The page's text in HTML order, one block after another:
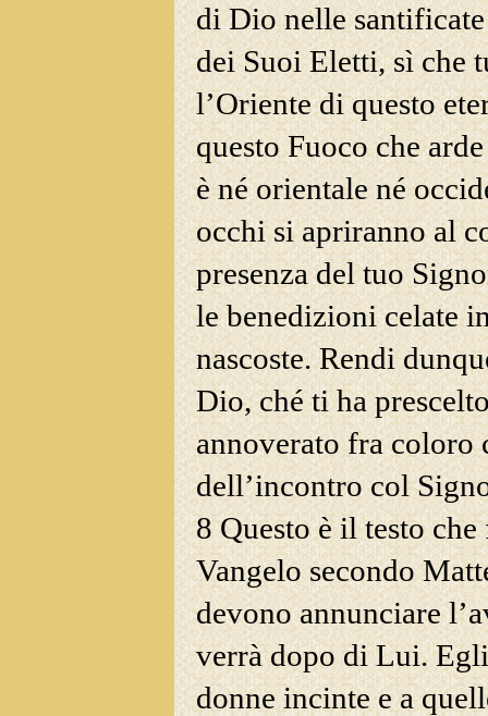
di Dio nelle santificate
dei Suoi Eletti, sì che
l’Oriente di questo
questo Fuoco che
è né orientale né
occhi si apriranno al
presenza del tuo
le benedizioni celate
nascoste. Rendi
Dio, ché ti ha
annoverato fra coloro
dell’incontro col
8 Questo è il testoche
Vangelo secondo
devono annunciare
verrà dopo di Lui.
donne incinte e a